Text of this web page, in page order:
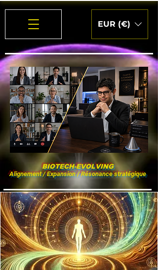
EUR (€)
BIOTECH-EVOLVING
Alignement / Expansion / Résonance stratégique